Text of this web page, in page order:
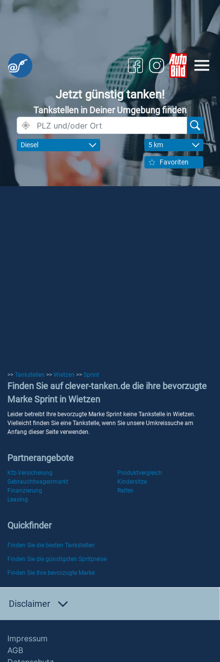
Jetzt günstig tanken!
Tankstellen in Deiner Umgebung finden
Diesel 5 km
Favoriten
>> Tankstellen >> Wietzen >> Sprint
Finden Sie auf clever-tanken.de die ihre bevorzugte
Marke Sprint in Wietzen
Leider betreibt Ihre bevorzugte Marke Sprint keine Tankstelle in Wietzen.
Vielleicht finden Sie eine Tankstelle, wenn Sie unsere Umkreissuche am
Anfang dieser Seite verwenden.
Partnerangebote
Kfz-Versicherung
Produktvergleich
Gebrauchtwagenmarkt
Kindersitze
Finanzierung
Reifen
Leasing
Quickfinder
Finden Sie die besten Tankstellen
Finden Sie die günstigsten Spritpreise
Finden Sie Ihre bevorzugte Marke
Disclaimer
Impressum
AGB